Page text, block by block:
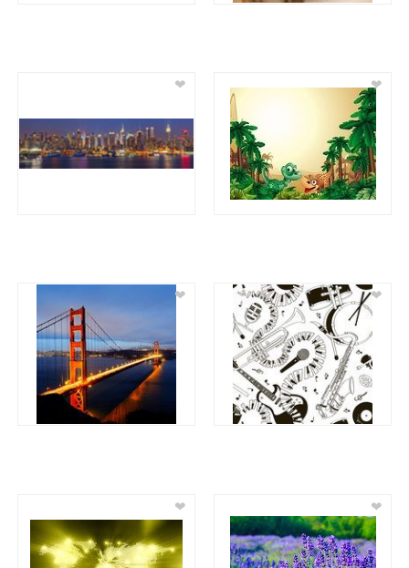
❤ ❤
❤ ❤
❤ ❤